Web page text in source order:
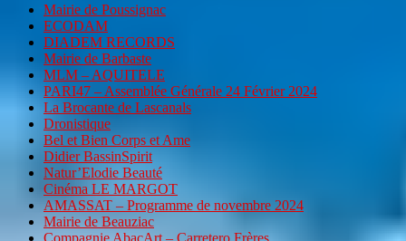
Mairie de Poussignac
ECODAM
DIADEM RECORDS
Mairie de Barbaste
MLM – AQUITELE
PARI47 – Assemblée Générale 24 Février 2024
La Brocante de Lascanals
Dronistique
Bel et Bien Corps et Ame
Didier BassinSpirit
Natur’Elodie Beauté
Cinéma LE MARGOT
AMASSAT – Programme de novembre 2024
Mairie de Beauziac
Compagnie AbacArt – Carretero Frères